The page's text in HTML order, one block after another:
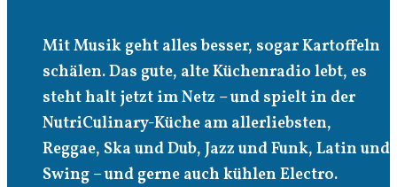
Mit Musik geht alles besser, sogar Kartoffeln
schälen. Das gute, alte Küchenradio lebt, es
steht halt jetzt im Netz – und spielt in der
NutriCulinary-Küche am allerliebsten,
Reggae, Ska und Dub, Jazz und Funk, Latin und
Swing – und gerne auch kühlen Electro.